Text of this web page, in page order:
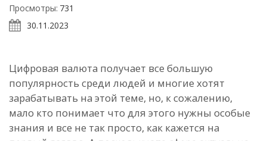
Просмотры: 731
30.11.2023
Цифровая валюта получает все большую
популярность среди людей и многие хотят
зарабатывать на этой теме, но, к сожалению,
мало кто понимает что для этого нужны особые
знания и все не так просто, как кажется на